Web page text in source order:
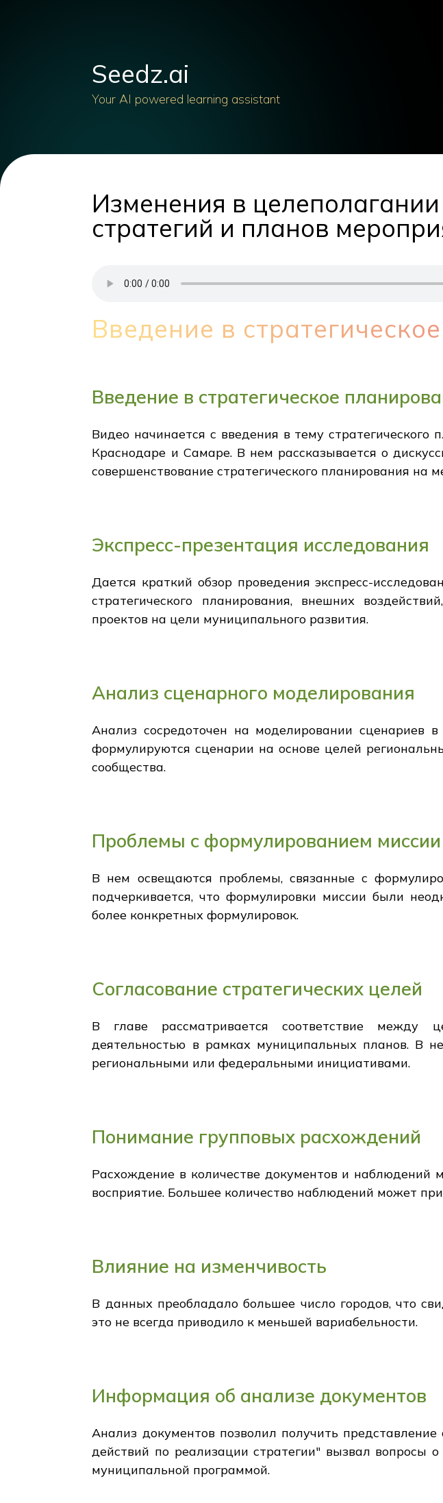
Seedz.ai
Your AI powered learning assistant
Изменения в
стратегий и планов
Введение в
Введение в стратегическое
Видео начинается с введения в тему
Краснодаре и Самаре. В нем рассказывается о
совершенствование стратегического планирования на
Экспресс-презентация исследования
Дается краткий обзор проведения экспресс-
стратегического планирования, внешних
проектов на цели муниципального развития.
Анализ сценарного моделирования
Анализ сосредоточен на моделировании сценариев
формулируются сценарии на основе целей
сообщества.
Проблемы с формулированием миссии
В нем освещаются проблемы, связанные с
подчеркивается, что формулировки миссии были
более конкретных формулировок.
Согласование стратегических целей
В главе рассматривается соответствие между
деятельностью в рамках муниципальных планов. В
региональными или федеральными инициативами.
Понимание групповых расхождений
Расхождение в количестве документов и
восприятие. Большее количество наблюдений может
Влияние на изменчивость
В данных преобладало большее число городов, что
это не всегда приводило к меньшей вариабельности.
Информация об анализе документов
Анализ документов позволил получить
действий по реализации стратегии" вызвал вопросы
муниципальной программой.